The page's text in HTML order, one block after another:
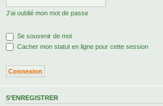
J’ai oublié mon mot de passe
Se souvenir de moi
Cacher mon statut en ligne pour cette session
S’ENREGISTRER